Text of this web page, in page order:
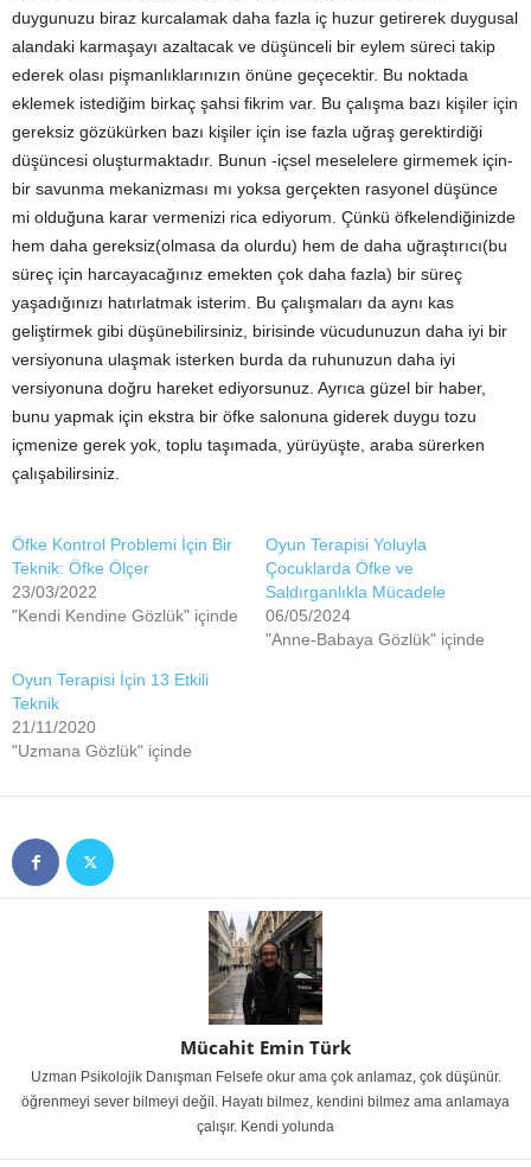
duygunuzu biraz kurcalamak daha fazla iç huzur getirerek duygusal
alandaki karmaşayı azaltacak ve düşünceli bir eylem süreci takip
ederek olası pişmanlıklarınızın önüne geçecektir. Bu noktada
eklemek istediğim birkaç şahsi fikrim var. Bu çalışma bazı kişiler için
gereksiz gözükürken bazı kişiler için ise fazla uğraş gerektirdiği
düşüncesi oluşturmaktadır. Bunun -içsel meselelere girmemek için-
bir savunma mekanizması mı yoksa gerçekten rasyonel düşünce
mi olduğuna karar vermenizi rica ediyorum. Çünkü öfkelendiğinizde
hem daha gereksiz(olmasa da olurdu) hem de daha uğraştırıcı(bu
süreç için harcayacağınız emekten çok daha fazla) bir süreç
yaşadığınızı hatırlatmak isterim. Bu çalışmaları da aynı kas
geliştirmek gibi düşünebilirsiniz, birisinde vücudunuzun daha iyi bir
versiyonuna ulaşmak isterken burda da ruhunuzun daha iyi
versiyonuna doğru hareket ediyorsunuz. Ayrıca güzel bir haber,
bunu yapmak için ekstra bir öfke salonuna giderek duygu tozu
içmenize gerek yok, toplu taşımada, yürüyüşte, araba sürerken
çalışabilirsiniz.
Öfke Kontrol Problemi İçin Bir
Teknik: Öfke Ölçer
23/03/2022
"Kendi Kendine Gözlük" içinde
Oyun Terapisi Yoluyla
Çocuklarda Öfke ve
Saldırganlıkla Mücadele
06/05/2024
"Anne-Babaya Gözlük" içinde
Oyun Terapisi İçin 13 Etkili
Teknik
21/11/2020
"Uzmana Gözlük" içinde
Mücahit Emin Türk
Uzman Psikolojik Danışman Felsefe okur ama çok anlamaz, çok düşünür.
öğrenmeyi sever bilmeyi değil. Hayatı bilmez, kendini bilmez ama anlamaya
çalışır. Kendi yolunda